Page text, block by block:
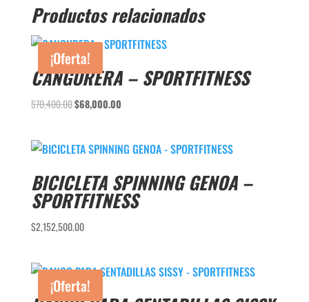
Productos relacionados
¡Oferta!
CANGURERA – SPORTFITNESS
$70,400.00El
era:
$68,000.00El
es:
BICICLETA SPINNING GENOA –
SPORTFITNESS
$2,152,500.00
¡Oferta!